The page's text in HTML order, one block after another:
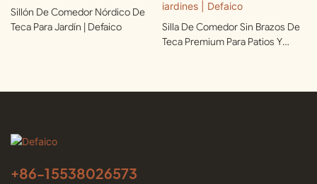
Sillón De Comedor Nórdico De
Teca Para Jardín | Defaico
Silla De Comedor Sin Brazos De
Teca Premium Para Patios Y
+86-15538026573